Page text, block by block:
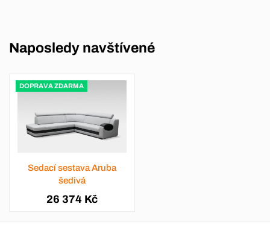
Naposledy navštívené
DOPRAVA ZDARMA
Sedací sestava Aruba
šedivá
26 374 Kč